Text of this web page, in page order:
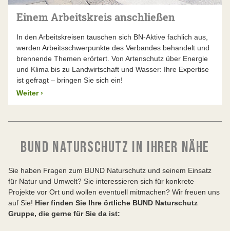
Einem Arbeitskreis anschließen
In den Arbeitskreisen tauschen sich BN-Aktive fachlich aus,
werden Arbeitsschwerpunkte des Verbandes behandelt und
brennende Themen erörtert. Von Artenschutz über Energie
und Klima bis zu Landwirtschaft und Wasser: Ihre Expertise
ist gefragt – bringen Sie sich ein!
Weiter ›
BUND NATURSCHUTZ IN IHRER NÄHE
Sie haben Fragen zum BUND Naturschutz und seinem Einsatz
für Natur und Umwelt? Sie interessieren sich für konkrete
Projekte vor Ort und wollen eventuell mitmachen? Wir freuen uns
auf Sie! Hier finden Sie Ihre örtliche BUND Naturschutz
Gruppe, die gerne für Sie da ist: